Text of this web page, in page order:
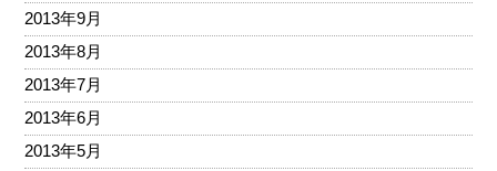
2013年9月
2013年8月
2013年7月
2013年6月
2013年5月